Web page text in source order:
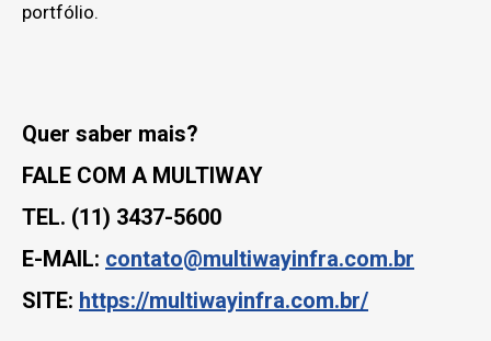
portfólio.
Quer saber mais?
FALE COM A MULTIWAY
TEL. (11) 3437-5600
E-MAIL: contato@multiwayinfra.com.br
SITE: https://multiwayinfra.com.br/